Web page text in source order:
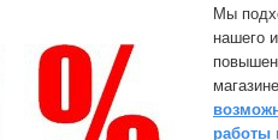
Мы
нашего
работы